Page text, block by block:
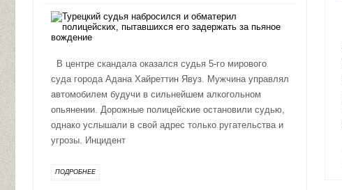
В центре скандала оказался судья 5-го мирового
суда города Адана Хайреттин Явуз. Мужчина управлял
автомобилем будучи в сильнейшем алкогольном
опьянении. Дорожные полицейские остановили судью,
однако услышали в свой адрес только ругательства и
угрозы. Инцидент
ПОДРОБНЕЕ